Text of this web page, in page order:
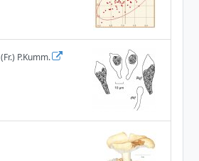
(Fr.) P.Kumm.